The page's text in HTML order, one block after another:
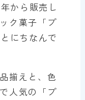
から販売し
ク菓子「プ
にちなんで
揃えと、色
人気の「プ